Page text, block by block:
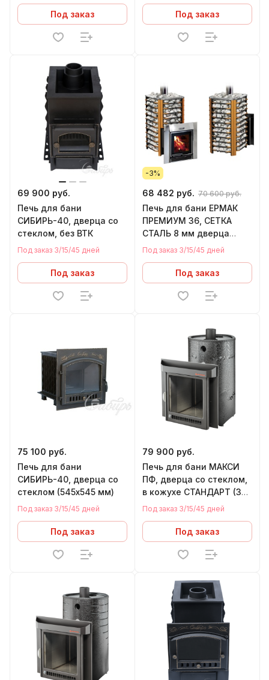
Под заказ Под заказ
69 900 руб.
Печь для бани
СИБИРЬ-40, дверца со
стеклом, без ВТК
Под заказ 3/15/45 дней
Под заказ
-3%
68 482 руб. 70 600 руб.
Печь для бани ЕРМАК
ПРЕМИУМ 36, СЕТКА
СТАЛЬ 8 мм дверца
ПАНОРАМА (26-38 м.куб)
Под заказ 3/15/45 дней
Под заказ
75 100 руб.
Печь для бани
СИБИРЬ-40, дверца со
стеклом (545х545 мм)
Под заказ 3/15/45 дней
Под заказ
79 900 руб.
Печь для бани МАКСИ
ПФ, дверца со стеклом,
в кожухе СТАНДАРТ (38
м.куб)
Под заказ 3/15/45 дней
Под заказ